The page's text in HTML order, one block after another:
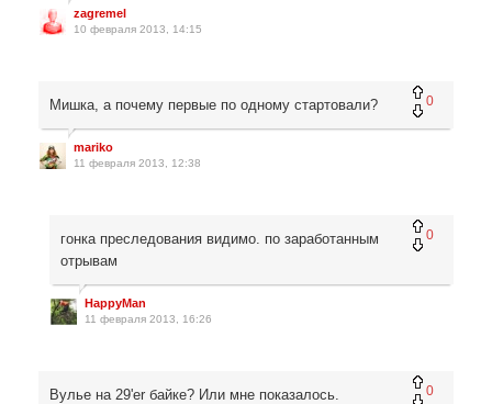
zagremel
10 февраля 2013, 14:15
0
Мишка, а почему первые по одному стартовали?
mariko
11 февраля 2013, 12:38
0
гонка преследования видимо. по заработанным
отрывам
HappyMan
11 февраля 2013, 16:26
0
Вулье на 29'er байке? Или мне показалось.